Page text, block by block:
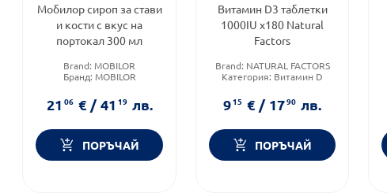
Мобилор сироп за стави
и кости с вкус на
портокал 300 мл
Brand: MOBILOR
Бранд: MOBILOR
2106 € / 4119 лв.
ПОРЪЧАЙ
Витамин D3 таблетки
1000IU x180 Natural
Factors
Brand: NATURAL FACTORS
Категория: Витамин D
таблетки
915 € / 1790 лв.
ПОРЪЧАЙ